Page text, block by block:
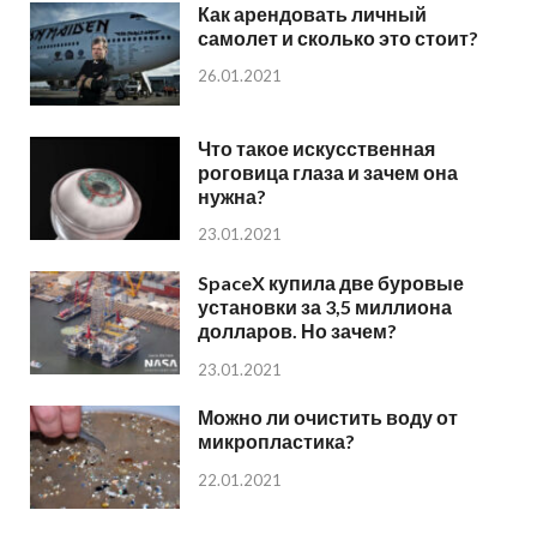
Как арендовать личный
самолет и сколько это стоит?
26.01.2021
Что такое искусственная
роговица глаза и зачем она
нужна?
23.01.2021
SpaceX купила две буровые
установки за 3,5 миллиона
долларов. Но зачем?
23.01.2021
Можно ли очистить воду от
микропластика?
22.01.2021